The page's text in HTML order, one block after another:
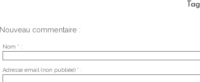
Nouveau commentaire :
Nom * :
Adresse email (non publiée) * :